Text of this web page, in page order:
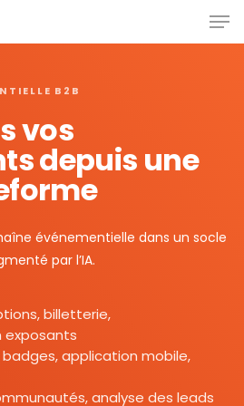
B2B
vos
depuis une
événementielle dans un socle
par l’IA.
billetterie,
exposants
badges, application mobile,
analyse des leads